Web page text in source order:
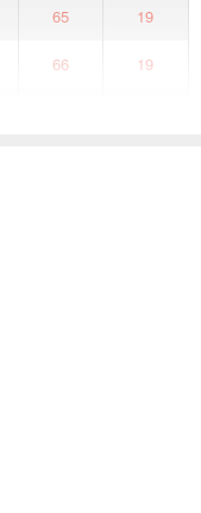
65 19
66 19